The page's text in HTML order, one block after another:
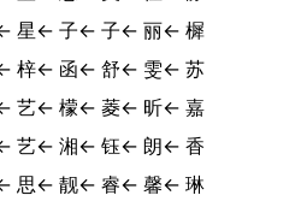
星← 子← 子← 丽← 樨
梓← 函← 舒← 雯← 苏
艺← 檬← 菱← 昕← 嘉
艺← 湘← 钰← 朗← 香
思← 靓← 睿← 馨← 琳